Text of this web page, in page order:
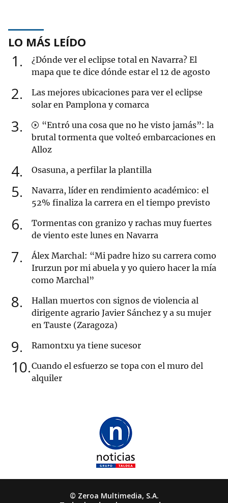
LO MÁS LEÍDO
1
¿Dónde ver el eclipse total en Navarra? El
mapa que te dice dónde estar el 12 de agosto
2
Las mejores ubicaciones para ver el eclipse
solar en Pamplona y comarca
3
“Entró una cosa que no he visto jamás”: la
brutal tormenta que volteó embarcaciones en
Alloz
4 Osasuna, a perfilar la plantilla
5
Navarra, líder en rendimiento académico: el
52% finaliza la carrera en el tiempo previsto
6
Tormentas con granizo y rachas muy fuertes
de viento este lunes en Navarra
7
Álex Marchal: “Mi padre hizo su carrera como
Irurzun por mi abuela y yo quiero hacer la mía
como Marchal”
8
Hallan muertos con signos de violencia al
dirigente agrario Javier Sánchez y a su mujer
en Tauste (Zaragoza)
9 Ramontxu ya tiene sucesor
10 Cuando el esfuerzo se topa con el muro del
alquiler
© Zeroa Multimedia, S.A.